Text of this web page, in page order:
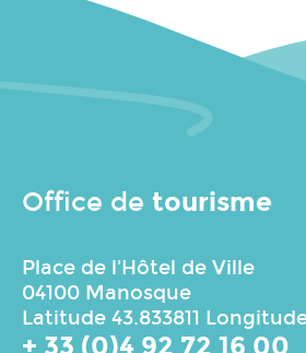
Office de tourisme
Place de l'Hôtel de Ville
04100 Manosque
Latitude 43.833811
+ 33 (0)4 92 72 16 00